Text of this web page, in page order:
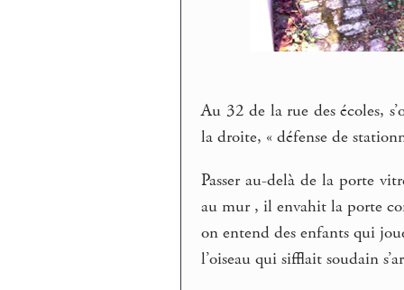
Au 32 de la rue des écoles,
la droite, « défense de
Passer au-delà de la porte
au mur , il envahit la porte
on entend des enfants qui
l’oiseau qui sifflait soudain